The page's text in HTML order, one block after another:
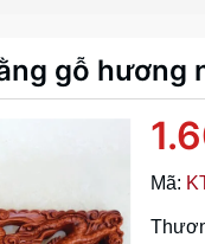
gỗ hương
Mã: